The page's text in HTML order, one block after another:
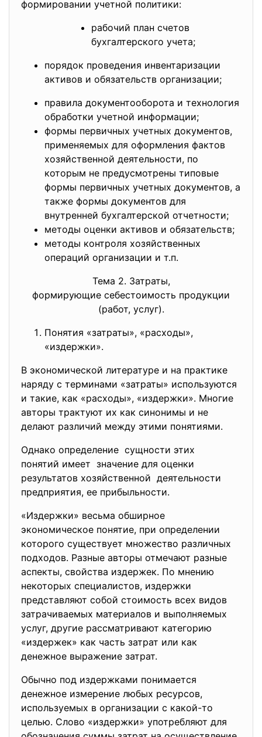
формировании учетной политики:
рабочий план счетов
бухгалтерского учета;
порядок проведения инвентаризации
активов и обязательств организации;
правила документооборота и технология
обработки учетной информации;
формы первичных учетных документов,
применяемых для оформления фактов
хозяйственной деятельности, по
которым не предусмотрены типовые
формы первичных учетных документов, а
также формы документов для
внутренней бухгалтерской отчетности;
методы оценки активов и обязательств;
методы контроля хозяйственных
операций организации и т.п.
Тема 2. Затраты,
формирующие себестоимость продукции
(работ, услуг).
Понятия «затраты», «расходы»,
«издержки».
В экономической литературе и на практике
наряду с терминами «затраты» используются
и такие, как «расходы», «издержки». Многие
авторы трактуют их как синонимы и не
делают различий между этими понятиями.
Однако определение сущности этих
понятий имеет значение для оценки
результатов хозяйственной деятельности
предприятия, ее прибыльности.
«Издержки» весьма обширное
экономическое понятие, при определении
которого существует множество различных
подходов. Разные авторы отмечают разные
аспекты, свойства издержек. По мнению
некоторых специалистов, издержки
представляют собой стоимость всех видов
затрачиваемых материалов и выполняемых
услуг, другие рассматривают категорию
«издержек» как часть затрат или как
денежное выражение затрат.
Обычно под издержками понимается
денежное измерение любых ресурсов,
используемых в организации с какой-то
целью. Слово «издержки» употребляют для